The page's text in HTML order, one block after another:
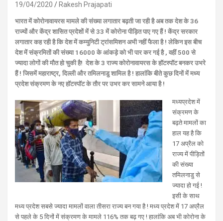
19/04/2020 Rakesh Prajapati
भारत में कोरोनावायरस मामले की संख्या लगातार बढ़ती जा रही है अब तक देश के 36
राज्यों और केंद्र शासित प्रदेशों में से 33 में कोरोना पीड़ित पाए गए हैं ! केंद्र सरकार
लगातार कह रही है कि देश में कम्युनिटी ट्रांसमिशन अभी नहीं फैला है ! लेकिन इस बीच
देश में संक्रमितों की संख्या 16000 के आंकड़े को भी पार कर गई है , वहीं 500 से
ज्यादा लोगों की मौत हो चुकी है! देश के 3 राज्य कोरोनावायरस के हॉटस्पॉट बनकर उभरे
हैं ! जिसमें महाराष्ट्र, दिल्ली और तमिलनाडु शामिल है ! हालांकि बीते कुछ दिनों में मध्य
प्रदेश संक्रमण के नए हॉटस्पॉट के तौर पर उभर कर सामने आया है !
मध्यप्रदेश में
संक्रमण के
बढ़ते मामलों का
हाल यह है कि
17 अप्रैल को
राज्य में पीड़ितों
की संख्या
तमिलनाडु से
ज्यादा हो गई !
इसी के साथ
मध्य प्रदेश सबसे ज्यादा मामलों वाला तीसरा राज्य बन गया है ! मध्य प्रदेश में 17 अप्रैल
से पहले के 5 दिनों में संक्रमण के मामले 116% तक बढ़ गए ! हालांकि अब भी कोरोना के